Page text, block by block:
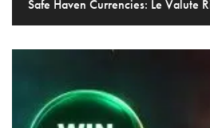
Safe Haven Currencies: Le Valute